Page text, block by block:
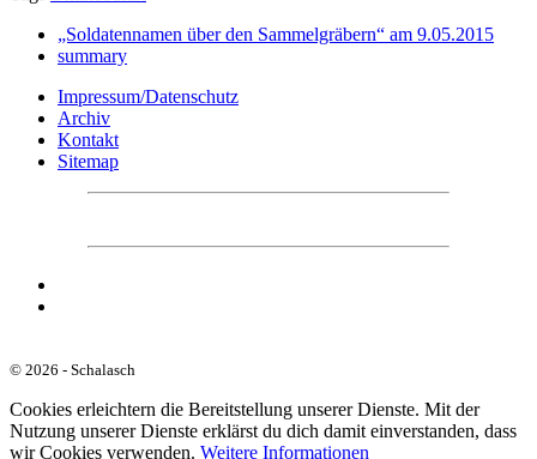
„Soldatennamen über den Sammelgräbern“ am 9.05.2015
summary
Impressum/Datenschutz
Archiv
Kontakt
Sitemap
© 2026 - Schalasch
Cookies erleichtern die Bereitstellung unserer Dienste. Mit der
Nutzung unserer Dienste erklärst du dich damit einverstanden, dass
wir Cookies verwenden. Weitere Informationen